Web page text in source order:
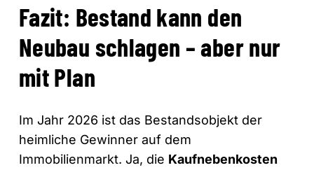
Fazit: Bestand kann den
Neubau schlagen – aber nur
mit Plan
Im Jahr 2026 ist das Bestandsobjekt der
heimliche Gewinner auf dem
Immobilienmarkt. Ja, die Kaufnebenkosten